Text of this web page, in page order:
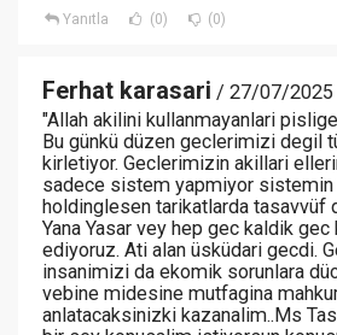
Yanıtla (0) (0)
Ferhat karasari / 27/07/2025
"Allah akilini kullanmayanlari
Bu günkü düzen geclerimizi degil
kirletiyor. Geclerimizin akillari
sadece sistem yapmiyor
holdinglesen tarikatlarda tasavvüf
Yana Yasar vey hep gec kaldik
ediyoruz. Ati alan üsküdari gecdi.
insanimizi da ekomik sorunlara
vebine midesine mutfagina
anlatacaksinizki kazanalim..Ms